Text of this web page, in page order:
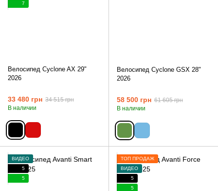
7
Велосипед Cyclone AX 29"
2026
33 480 грн 34 515 грн
В наличии
Велосипед Cyclone GSX 28"
2026
58 500 грн 61 605 грн
В наличии
ВИДЕО
5
5
ТОП ПРОДАЖ
ВИДЕО
5
5